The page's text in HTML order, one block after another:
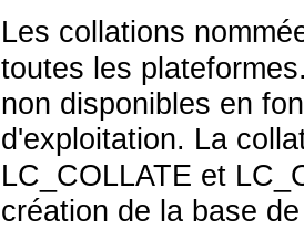
Les collations
toutes les
non disponibles en
d'exploitation. La
LC_COLLATE et
création de la base